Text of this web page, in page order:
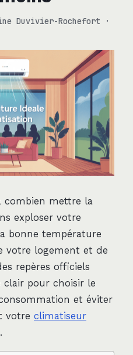
Duvivier-Rochefort
·
combien mettre la
exploser votre
bonne température
votre logement et de
repères officiels
clair pour choisir le
et éviter
votre climatiseur